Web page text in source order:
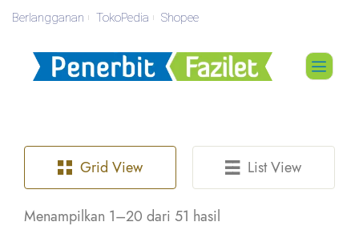
Berlangganan TokoPedia Shopee
Grid View List View
Menampilkan 1–20 dari 51 hasil